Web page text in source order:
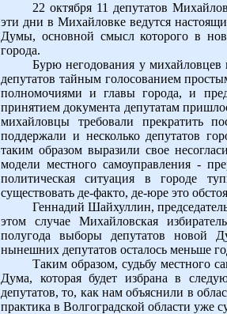
22 октября 11 депутатов
эти дни в Михайловке ведутся
Думы, основной смысл которого в
города.
Бурю негодования у михайловцев
депутатов тайным голосованием
полномочиями и главы города, и
принятием документа депутатам
михайловцы требовали прекратить
поддержали и несколько депутатов
таким образом выразили свое
модели местного самоуправления -
политическая ситуация в городе
существовать де-факто, де-юре это
Геннадий Шайхуллин,
этом случае Михайловская
полугода выборы депутатов новой
нынешних депутатов осталось меньше
Таким образом, судьбу местного
Дума, которая будет избрана в
депутатов, то, как нам объяснили в
практика в Волгоградской области уже